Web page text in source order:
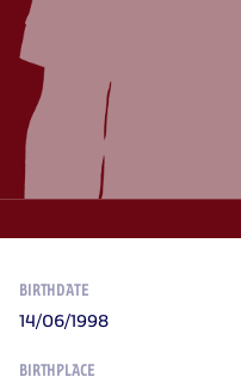
BIRTHDATE
14/06/1998
BIRTHPLACE